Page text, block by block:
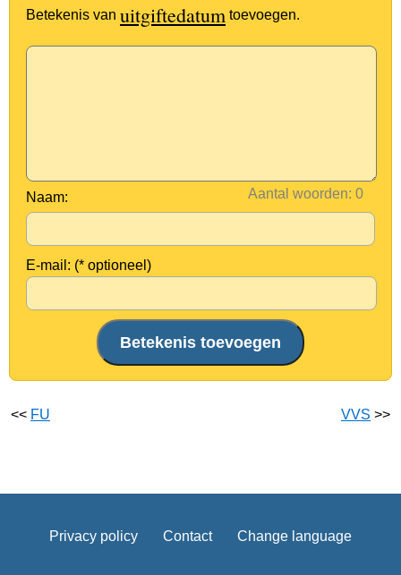
Betekenis van uitgiftedatum toevoegen.
Aantal woorden:
Naam:
E-mail: (* optioneel)
<< FU VVS >>
Privacy policy Contact Change language